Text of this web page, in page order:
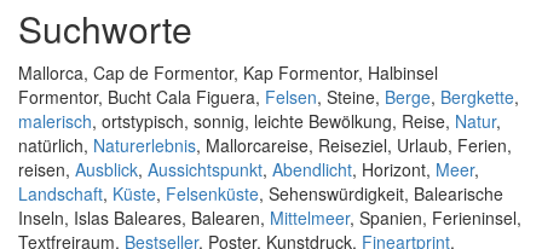
Suchworte
Mallorca, Cap de Formentor, Kap Formentor, Halbinsel
Formentor, Bucht Cala Figuera, Felsen, Steine, Berge, Bergkette,
malerisch, ortstypisch, sonnig, leichte Bewölkung, Reise, Natur,
natürlich, Naturerlebnis, Mallorcareise, Reiseziel, Urlaub, Ferien,
reisen, Ausblick, Aussichtspunkt, Abendlicht, Horizont, Meer,
Landschaft, Küste, Felsenküste, Sehenswürdigkeit, Balearische
Inseln, Islas Baleares, Balearen, Mittelmeer, Spanien, Ferieninsel,
Textfreiraum, Bestseller, Poster, Kunstdruck, Fineartprint,